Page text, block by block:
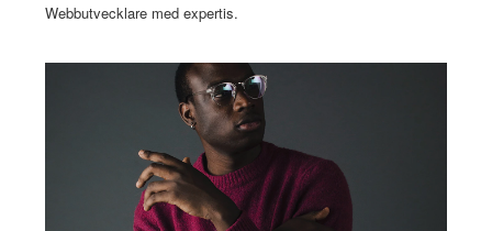
Webbutvecklare med expertis.